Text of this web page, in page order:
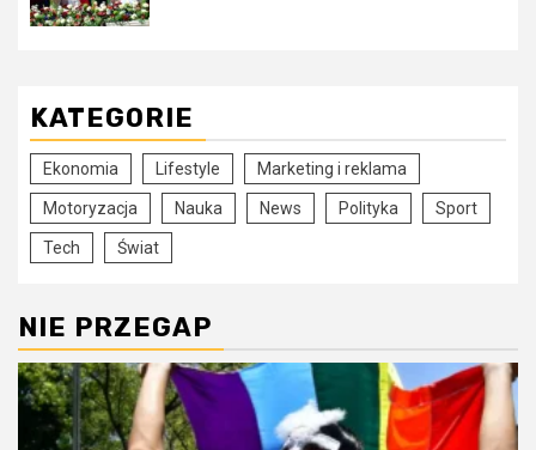
KATEGORIE
Ekonomia Lifestyle Marketing i reklama
Motoryzacja Nauka News Polityka Sport
Tech Świat
NIE PRZEGAP